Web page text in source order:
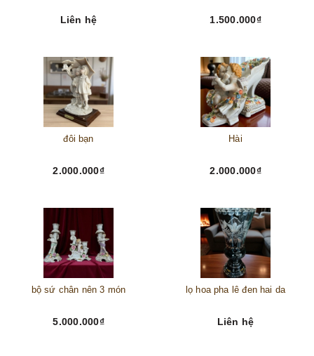
Liên hệ 1.500.000₫
đôi bạn
2.000.000₫
Hài
2.000.000₫
bộ sứ chân nên 3 món
5.000.000₫
lọ hoa pha lê đen hai da
Liên hệ